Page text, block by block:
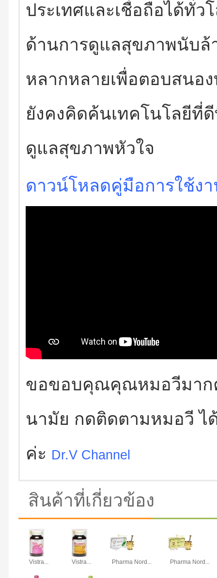
ประเทศและเชื่อถือได้ทั่ว
ด้านการดูแลสุขภาพนับ
หลากหลายเพื่อตอบสนอ
ยังคงคิดค้นเทคโนโลยีที่
ดูแลสุขภาพหัวใจ
ดาวน์โหลดคู่มือการใช้ง
ขอขอบคุณคุณหมอวีมาก
นามัย กดติดตามหมอวี ไ
ค่ะ Dr.V Channel
สินค้าที่เกี่ยวข้อง
Vistra... Vistra... Pharma Nord... Pharma Nord...